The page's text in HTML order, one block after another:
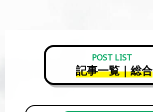
POST LIST
記事一覧｜総合